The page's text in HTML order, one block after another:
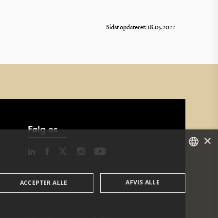
Sidst opdateret: 18.05.2022
Følg os
DANISH
×
ACCEPTER ALLE AFVIS ALLE